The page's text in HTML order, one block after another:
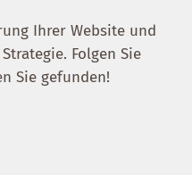
Ihrer Website und
Folgen Sie
Sie gefunden!